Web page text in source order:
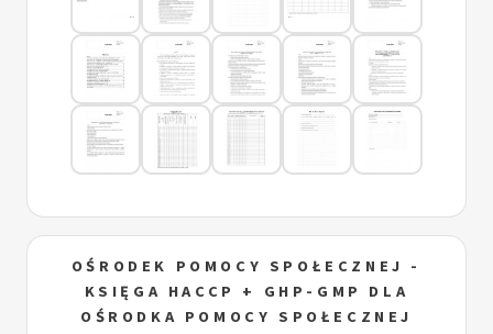
OŚRODEK POMOCY SPOŁECZNEJ -
KSIĘGA HACCP + GHP-GMP DLA
OŚRODKA POMOCY SPOŁECZNEJ